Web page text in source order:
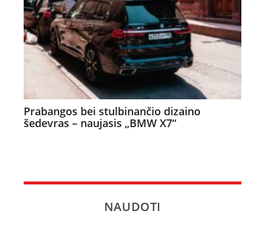
Prabangos bei stulbinančio dizaino
šedevras – naujasis „BMW X7“
NAUDOTI